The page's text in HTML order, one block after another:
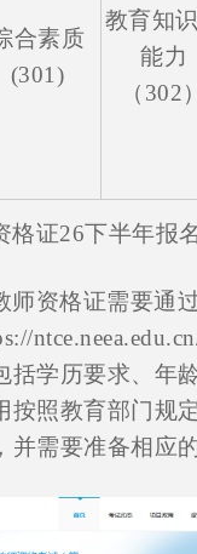
合素质
(301)
教育知
能力
（302）
格证26下半年报
师资格证需要通
括学历要求、年
按照教育部门规
并需要准备相应